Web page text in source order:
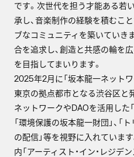
です。次世代を担う才能ある若
承し、音楽制作の経験を積むこ
ブなコミュニティを築いていき
合を追求し、創造と共感の輪を
を目指してまいります。
2025年2月に「坂本龍一ネットワ
東京の拠点都市となる渋谷区と
ネットワークやDAOを活用した
「環境保護の坂本龍一財団」、
の配信」等を視野に入れていま
内「アーティスト・イン・レジデ